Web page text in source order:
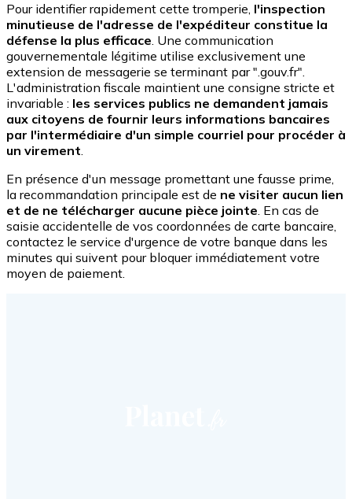
Pour identifier rapidement cette tromperie, l'inspection
minutieuse de l'adresse de l'expéditeur constitue la
défense la plus efficace. Une communication
gouvernementale légitime utilise exclusivement une
extension de messagerie se terminant par ".gouv.fr".
L'administration fiscale maintient une consigne stricte et
invariable : les services publics ne demandent jamais
aux citoyens de fournir leurs informations bancaires
par l'intermédiaire d'un simple courriel pour procéder à
un virement.
En présence d'un message promettant une fausse prime,
la recommandation principale est de ne visiter aucun lien
et de ne télécharger aucune pièce jointe. En cas de
saisie accidentelle de vos coordonnées de carte bancaire,
contactez le service d'urgence de votre banque dans les
minutes qui suivent pour bloquer immédiatement votre
moyen de paiement.